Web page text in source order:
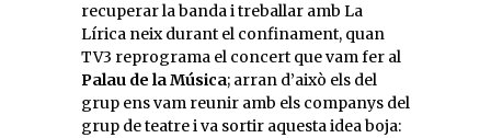
recuperar la banda i treballar amb La
Lírica neix durant el confinament, quan
TV3 reprograma el concert que vam fer al
Palau de la Música; arran d’això els del
grup ens vam reunir amb els companys del
grup de teatre i va sortir aquesta idea boja: